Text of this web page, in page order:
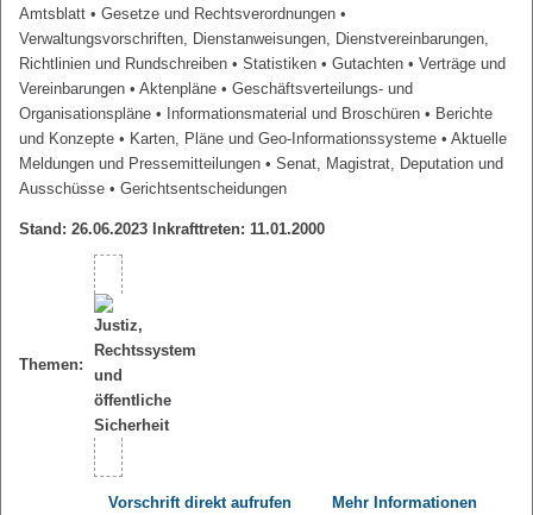
Amtsblatt • Gesetze und Rechtsverordnungen •
Verwaltungsvorschriften, Dienstanweisungen, Dienstvereinbarungen,
Richtlinien und Rundschreiben • Statistiken • Gutachten • Verträge und
Vereinbarungen • Aktenpläne • Geschäftsverteilungs- und
Organisationspläne • Informationsmaterial und Broschüren • Berichte
und Konzepte • Karten, Pläne und Geo-Informationssysteme • Aktuelle
Meldungen und Pressemitteilungen • Senat, Magistrat, Deputation und
Ausschüsse • Gerichtsentscheidungen
Stand: 26.06.2023 Inkrafttreten: 11.01.2000
Themen:
Vorschrift direkt aufrufen Mehr Informationen